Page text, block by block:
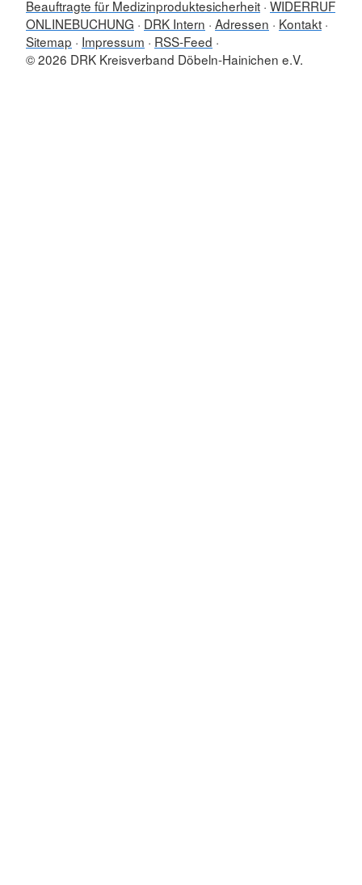
Beauftragte für Medizinproduktesicherheit WIDERRUF
ONLINEBUCHUNG
DRK Intern Adressen
Kontakt
Sitemap
Impressum
RSS-Feed
© 2026 DRK Kreisverband Döbeln-Hainichen e.V.